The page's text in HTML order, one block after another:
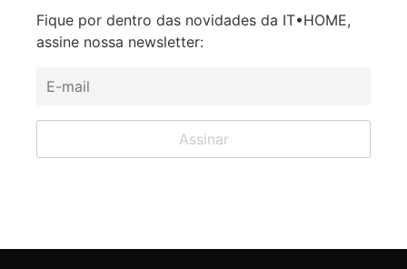
Fique por dentro das novidades da IT•HOME,
assine nossa newsletter: